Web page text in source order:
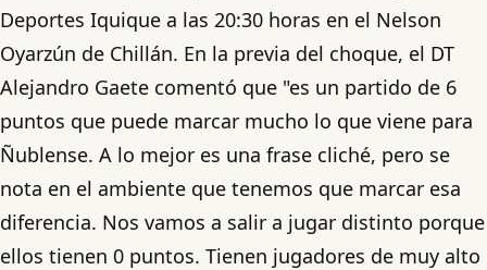
Deportes Iquique a las 20:30 horas en el Nelson
Oyarzún de Chillán. En la previa del choque, el DT
Alejandro Gaete comentó que "es un partido de 6
puntos que puede marcar mucho lo que viene para
Ñublense. A lo mejor es una frase cliché, pero se
nota en el ambiente que tenemos que marcar esa
diferencia. Nos vamos a salir a jugar distinto porque
ellos tienen 0 puntos. Tienen jugadores de muy alto